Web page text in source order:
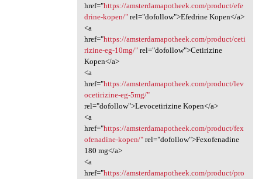
href="https://amsterdamapotheek.com/product/efe
drine-kopen/"rel="dofollow">Efedrine Kopen</a>
<a
href="https://amsterdamapotheek.com/product/ceti
rizine-eg-10mg/"rel="dofollow">Cetirizine
Kopen</a>
<a
href="https://amsterdamapotheek.com/product/lev
ocetirizine-eg-5mg/"
rel="dofollow">Levocetirizine Kopen</a>
<a
href="https://amsterdamapotheek.com/product/fex
ofenadine-kopen/"rel="dofollow">Fexofenadine
180 mg</a>
<a
href="https://amsterdamapotheek.com/product/pro